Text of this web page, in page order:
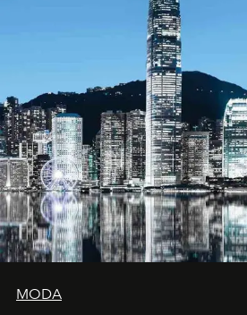
MODA